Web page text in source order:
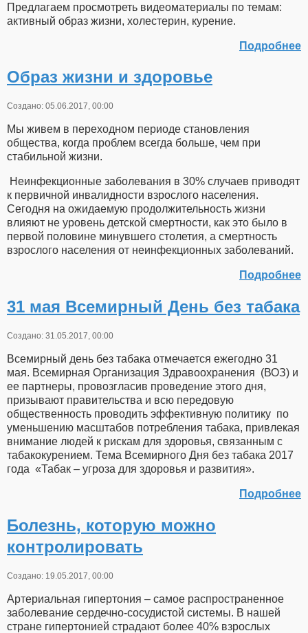
Предлагаем просмотреть видеоматериалы по темам:
активный образ жизни, холестерин, курение.
Подробнее
Образ жизни и здоровье
Создано: 05.06.2017, 00:00
Мы живем в переходном периоде становления
общества, когда проблем всегда больше, чем при
стабильной жизни.
Неинфекционные заболевания в 30% случаев приводят
к первичной инвалидности взрослого населения.
Сегодня на ожидаемую продолжительность жизни
влияют не уровень детской смертности, как это было в
первой половине минувшего столетия, а смертность
взрослого населения от неинфекционных заболеваний.
Подробнее
31 мая Всемирный День без табака
Создано: 31.05.2017, 00:00
Всемирный день без табака отмечается ежегодно 31
мая. Всемирная Организация Здравоохранения (ВОЗ) и
ее партнеры, провозгласив проведение этого дня,
призывают правительства и всю передовую
общественность проводить эффективную политику по
уменьшению масштабов потребления табака, привлекая
внимание людей к рискам для здоровья, связанным с
табакокурением. Тема Всемирного Дня без табака 2017
года «Табак – угроза для здоровья и развития».
Подробнее
Болезнь, которую можно
контролировать
Создано: 19.05.2017, 00:00
Артериальная гипертония – самое распространенное
заболевание сердечно-сосудистой системы. В нашей
стране гипертонией страдают более 40% взрослых